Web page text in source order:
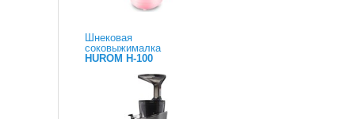
Шнековая
соковыжималка
HUROM H-100